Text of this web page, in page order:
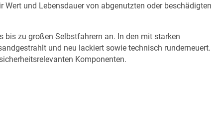
und Lebensdauer von abgenutzten oder beschädigten
bis zu großen Selbstfahrern an. In den mit starken
und neu lackiert sowie technisch runderneuert.
Komponenten.